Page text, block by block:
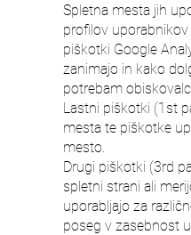
Spletna mesta jih
profilov uporabnikov
piškotki Google
zanimajo in kako
potrebam
Lastni piškotki (1st
mesta te piškotke
mesto.
Drugi piškotki (3rd
spletni strani ali
uporabljajo za
poseg v zasebnost